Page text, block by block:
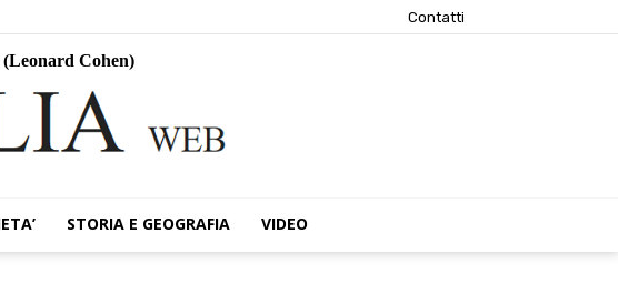
Contatti
(Leonard Cohen)
STORIA E GEOGRAFIA VIDEO